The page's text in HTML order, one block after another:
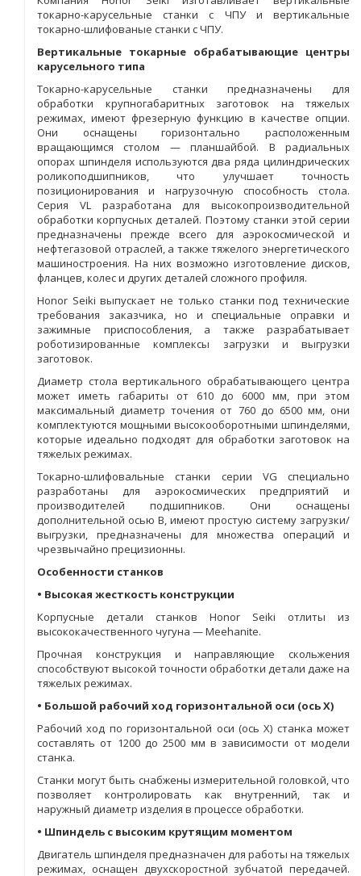
токарно-карусельные станки с ЧПУ и вертикальные
токарно-шлифованые станки с ЧПУ.
Вертикальные токарные обрабатывающие центры
карусельного типа
Токарно-карусельные станки предназначены для
обработки крупногабаритных заготовок на тяжелых
режимах, имеют фрезерную функцию в качестве опции.
Они оснащены горизонтально расположенным
вращающимся столом — планшайбой. В радиальных
опорах шпинделя используются два ряда цилиндрических
роликоподшипников, что улучшает точность
позиционирования и нагрузочную способность стола.
Серия VL разработана для высокопроизводительной
обработки корпусных деталей. Поэтому станки этой серии
предназначены прежде всего для аэрокосмической и
нефтегазовой отраслей, а также тяжелого энергетического
машиностроения. На них возможно изготовление дисков,
фланцев, колес и других деталей сложного профиля.
Honor Seiki выпускает не только станки под технические
требования заказчика, но и специальные оправки и
зажимные приспособления, а также разрабатывает
роботизированные комплексы загрузки и выгрузки
заготовок.
Диаметр стола вертикального обрабатывающего центра
может иметь габариты от 610 до 6000 мм, при этом
максимальный диаметр точения от 760 до 6500 мм, они
комплектуются мощными высокооборотными шпинделями,
которые идеально подходят для обработки заготовок на
тяжелых режимах.
Токарно-шлифовальные станки серии VG специально
разработаны для аэрокосмических предприятий и
производителей подшипников. Они оснащены
дополнительной осью В, имеют простую систему загрузки/
выгрузки, предназначены для множества операций и
чрезвычайно прецизионны.
Особенности станков
• Высокая жесткость конструкции
Корпусные детали станков Honor Seiki отлиты из
высококачественного чугуна — Meehanite.
Прочная конструкция и направляющие скольжения
способствуют высокой точности обработки детали даже на
тяжелых режимах.
• Большой рабочий ход горизонтальной оси (ось Х)
Рабочий ход по горизонтальной оси (ось Х) станка может
составлять от 1200 до 2500 мм в зависимости от модели
станка.
Станки могут быть снабжены измерительной головкой, что
позволяет контролировать как внутренний, так и
наружный диаметр изделия в процессе обработки.
• Шпиндель с высоким крутящим моментом
Двигатель шпинделя предназначен для работы на тяжелых
режимах, оснащен двухскоростной зубчатой передачей.